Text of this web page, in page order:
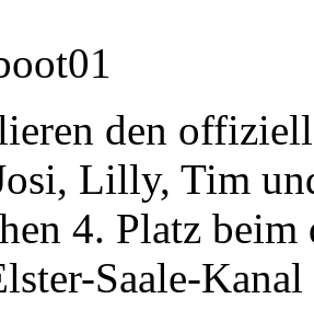
den
Lilly, Tim
4. Platz beim
Saale-